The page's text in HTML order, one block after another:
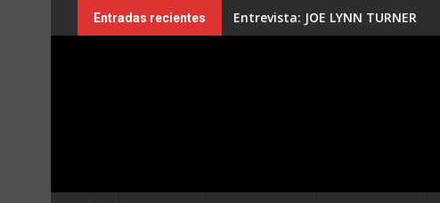
al
Entradas recientes Entrevista: JOE LYNN TURNER